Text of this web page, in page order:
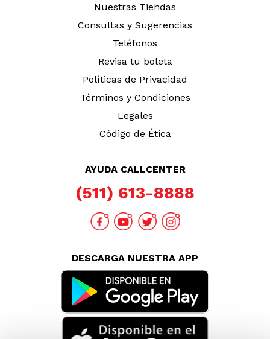
Nuestras Tiendas
Consultas y Sugerencias
Teléfonos
Revisa tu boleta
Políticas de Privacidad
Términos y Condiciones
Legales
Código de Ética
AYUDA CALLCENTER
(511) 613-8888
DESCARGA NUESTRA APP